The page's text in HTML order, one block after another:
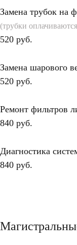
Замена трубок на
(трубки
520 руб.
Замена шарового
520 руб.
Ремонт
840 руб.
Диагностика
840 руб.